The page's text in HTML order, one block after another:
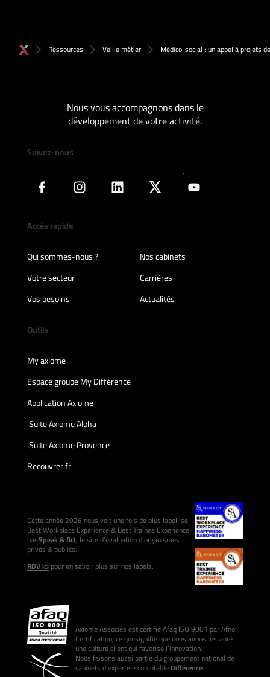
Ressources Veille métier Médico-social : un appel à projets
Nous vous accompagnons dans le
développement de votre activité.
Suivez-nous
Accès rapide
Qui sommes-nous ?
Nos cabinets
Votre secteur
Carrières
Vos besoins
Actualités
Outils
My axiome
Espace groupe My Différence
Application Axiome
iSuite Axiome Alpha
iSuite Axiome Provence
Recouvrer.fr
Cette année 2026 nous voit une fois de plus labellisé
Best Workplace Experience & Best Trainee Experience
parSpeak & Act, le site d’évaluation d’organismes
privés & publics.
RDV icipour en savoir plus sur nos labels.
Axiome Associés est certifié Afaq ISO 9001 par Afnor
Certification, ce qui signifie que nous avons instauré
une culture client qui favorise l’innovation.
Nous faisons aussi partie du groupement national de
cabinets d’expertise comptableDifférence.